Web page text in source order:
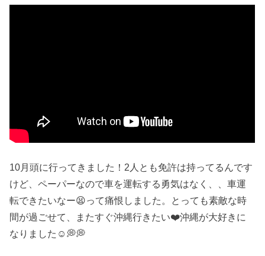
10月頭に行ってきました！2人とも免許は持ってるんです
けど、ペーパーなので車を運転する勇気はなく、、車運
転できたいなー😫って痛恨しました。とっても素敵な時
間が過ごせて、またすぐ沖縄行きたい❤️沖縄が大好きに
なりました☺️💭💭